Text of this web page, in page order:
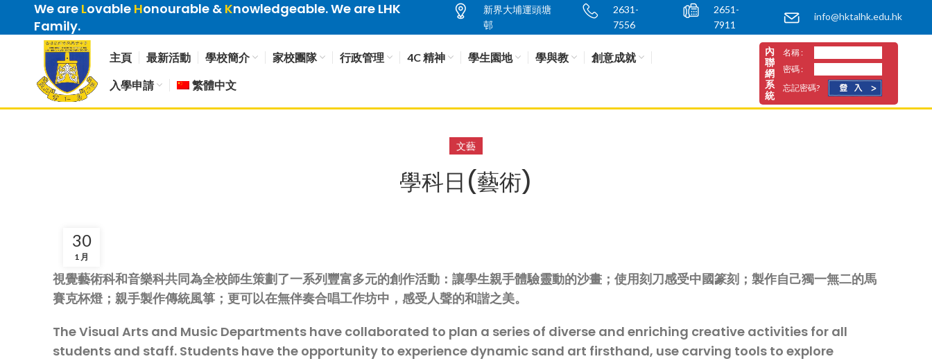
We are Lovable Honourable & Knowledgeable. We are LHK
Family.
新界大埔運頭塘
邨
2631-
7556
2651-
7911
info@hktalhk.edu.hk
主頁 最新活動 學校簡介 家校團隊 行政管理 4C 精神 學生園地 學與教 創意成就
入學申請 繁體中文
內
聯
網
系
統
名稱 :
密碼 :
忘記密碼?
文藝
學科日(藝術)
30
1 月
視覺藝術科和音樂科共同為全校師生策劃了一系列豐富多元的創作活動：讓學生親手體驗靈動的沙畫；使用刻刀感受中國篆刻；製作自己獨一無二的馬
賽克杯燈；親手製作傳統風箏；更可以在無伴奏合唱工作坊中，感受人聲的和諧之美。
The Visual Arts and Music Departments have collaborated to plan a series of diverse and enriching creative activities for all
students and staff. Students have the opportunity to experience dynamic sand art firsthand, use carving tools to explore